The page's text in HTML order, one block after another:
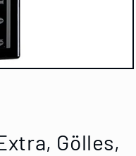
Gölles,